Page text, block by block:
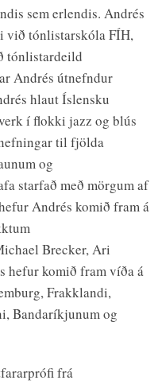
sem erlendis. Andrés
við tónlistarskóla FÍH,
tónlistardeild
Andrés útnefndur
hlaut Íslensku
í flokki jazz og blús
til fjölda
og
starfað með mörgum af
Andrés komið fram á
Brecker, Ari
hefur komið fram víða á
Frakklandi,
Bandaríkjunum og
frá